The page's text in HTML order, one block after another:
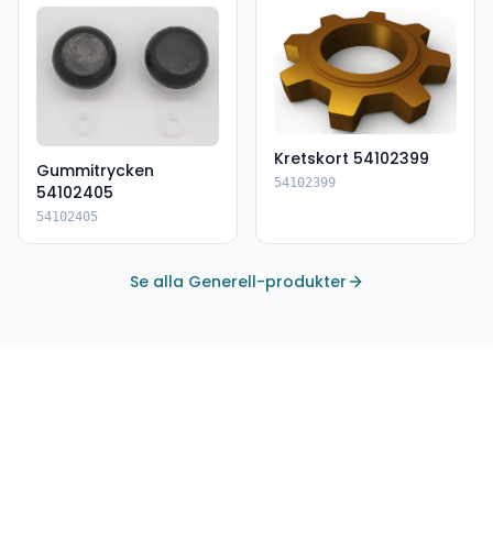
Gummitrycken
54102405
54102405
Kretskort 54102399
54102399
Se alla Generell-produkter